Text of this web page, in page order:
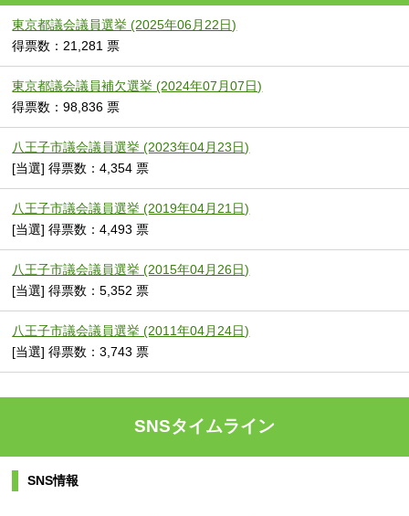
東京都議会議員選挙 (2025年06月22日)
得票数：21,281 票
東京都議会議員補欠選挙 (2024年07月07日)
得票数：98,836 票
八王子市議会議員選挙 (2023年04月23日)
[当選] 得票数：4,354 票
八王子市議会議員選挙 (2019年04月21日)
[当選] 得票数：4,493 票
八王子市議会議員選挙 (2015年04月26日)
[当選] 得票数：5,352 票
八王子市議会議員選挙 (2011年04月24日)
[当選] 得票数：3,743 票
SNSタイムライン
SNS情報